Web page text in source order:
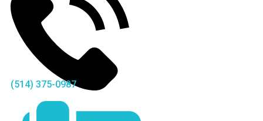
(514) 375-0987